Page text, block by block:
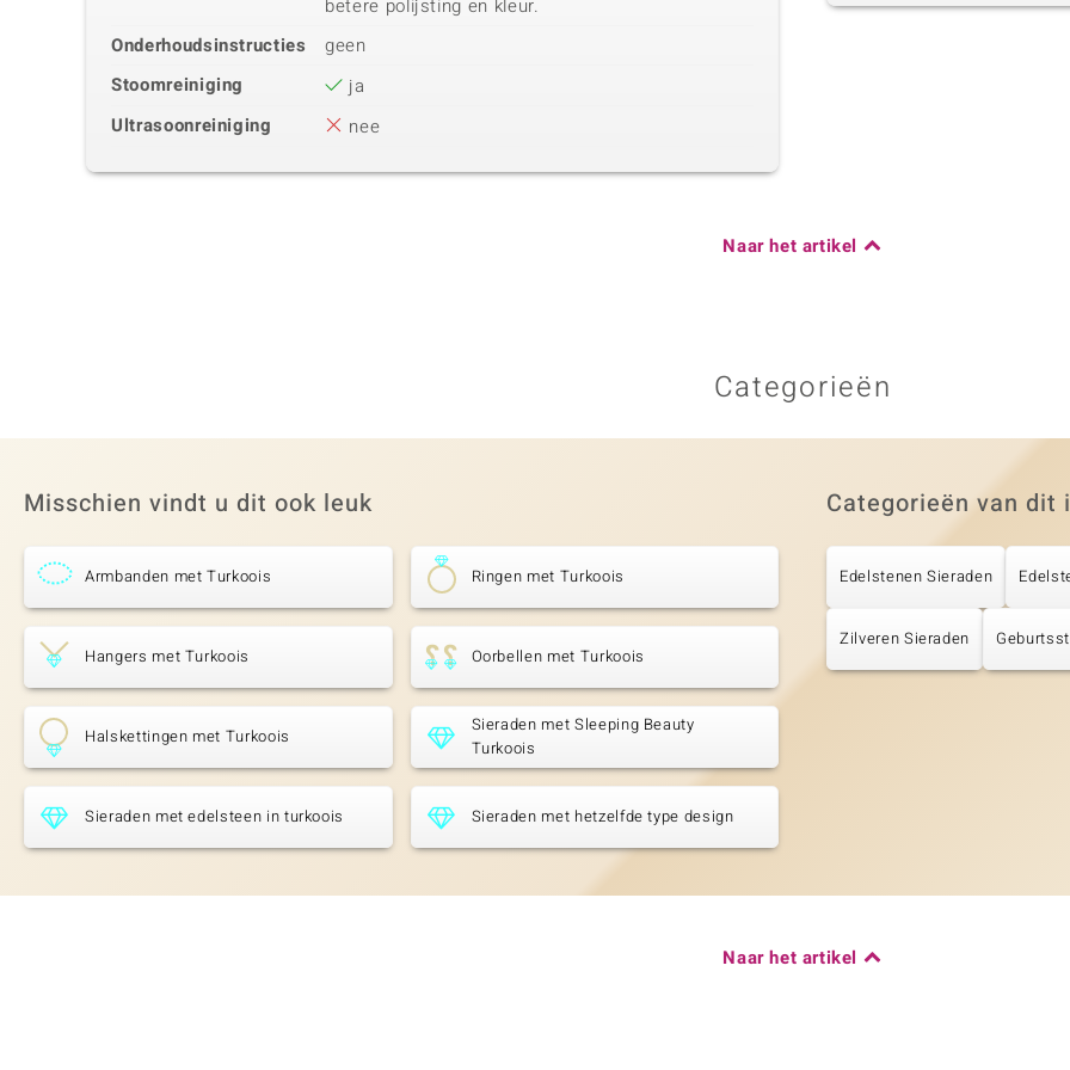
betere polijsting en kleur.
Onderhoudsinstructies
geen
Stoomreiniging
ja
Ultrasoonreiniging
nee
Naar het artikel
Categorieën
Misschien vindt u dit ook leuk
Armbanden met Turkoois Ringen met Turkoois
Hangers met Turkoois Oorbellen met Turkoois
Halskettingen met Turkoois
Sieraden met Sleeping Beauty
Turkoois
Sieraden met edelsteen in turkoois Sieraden met hetzelfde type design
Categorieën van dit
Edelstenen Sieraden
Zilveren Sieraden
Naar het artikel